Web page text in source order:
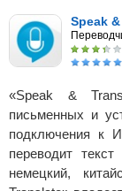
Speak
«Speak &
письменных и
подключения к
переводит
немецкий,